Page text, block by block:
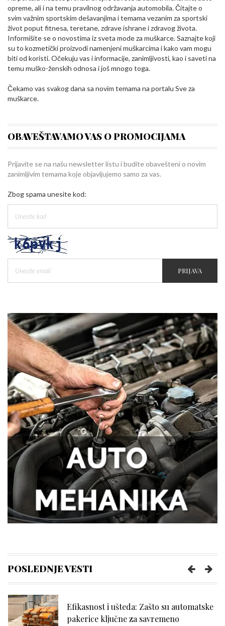
opreme, ali i na temu pravilnog održavanja automobila. Čitajte o
svim važnim sportskim dešavanjima i temama vezanim za sportski
život poput fitnesa, teretane, zdrave ishrane i zdravog života.
Informišite se o novostima iz sveta mode za muškarce. Saznajte koji
su to kozmetički proizvodi namenjeni muškarcima i kako vam mogu
biti od koristi. Očekuju vas i informacije, zanimljivosti, kao i saveti na
temu muško-ženskih odnosa i još mnogo toga.
Čekamo vas svakog dana sa novim temama na portalu Sve za
muškarce.
OBAVEŠTAVAMO VAS O PROMOCIJAMA
Prijavite se na našu newsletter listu i budite obavešteni o novim
zanimljivim temama koje objavljujemo samo za vas.
Zbog spama unesite kod:
PRIJAVA
POSLEDNJE VESTI
Tegobe sa sinusima koje muškarci
najčešće trpe bez odlaska kod lekara
Kako kancelarija postaje mesto
efikasnosti i mentalne jasnoće?
Efikasnost i ušteda: Zašto su automatske
pakerice ključne za savremeno